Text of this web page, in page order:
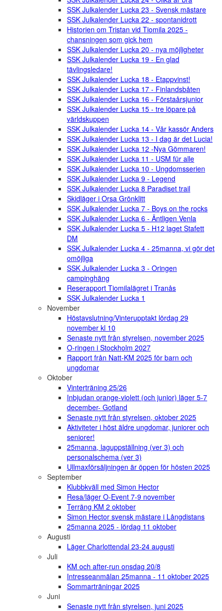
SSK Julkalender Lucka 23 - Svensk mästare
SSK Julkalender Lucka 22 - spontanidrott
Historien om Tristan vid Tiomila 2025 -
chansningen som gick hem
SSK Julkalender Lucka 20 - nya möjligheter
SSK Julkalender Lucka 19 - En glad
tävlingsledare!
SSK Julkalender Lucka 18 - Etappvinst!
SSK Julkalender Lucka 17 - Finlandsbåten
SSK Julkalender Lucka 16 - Förstaårsjunior
SSK Julkalender Lucka 15 - tre löpare på
världskuppen
SSK Julkalender Lucka 14 - Vår kassör Anders
SSK Julkalender Lucka 13 - I dag är det Lucia!
SSK Julkalender Lucka 12 -Nya Gömmaren!
SSK Julkalender Lucka 11 - USM für alle
SSK Julkalender Lucka 10 - Ungdomsserien
SSK Julkalender Lucka 9 - Legend
SSK Julkalender Lucka 8 Paradiset trail
Skidläger i Orsa Grönklitt
SSK Julkalender Lucka 7 - Boys on the rocks
SSK Julkalender Lucka 6 - Äntligen Venla
SSK Julkalender Lucka 5 - H12 laget Stafett
DM
SSK Julkalender Lucka 4 - 25manna, vi gör det
omöjliga
SSK Julkalender Lucka 3 - Oringen
campinghäng
Reserapport Tiomilalägret i Tranås
SSK Julkalender Lucka 1
November
Höstavslutning/Vinterupptakt lördag 29
november kl 10
Senaste nytt från styrelsen, november 2025
O-ringen i Stockholm 2027
Rapport från Natt-KM 2025 för barn och
ungdomar
Oktober
Vinterträning 25/26
Inbjudan orange-violett (och junior) läger 5-7
december- Gotland
Senaste nytt från styrelsen, oktober 2025
Aktiviteter i höst äldre ungdomar, juniorer och
seniorer!
25manna, laguppställning (ver 3) och
personalschema (ver 3)
Ullmaxförsäljningen är öppen för hösten 2025
September
Klubbkväll med Simon Hector
Resa/läger O-Event 7-9 november
Terräng KM 2 oktober
Simon Hector svensk mästare i Långdistans
25manna 2025 - lördag 11 oktober
Augusti
Läger Charlottendal 23-24 augusti
Juli
KM och after-run onsdag 20/8
Intresseanmälan 25manna - 11 oktober 2025
Sommarträningar 2025
Juni
Senaste nytt från styrelsen, juni 2025